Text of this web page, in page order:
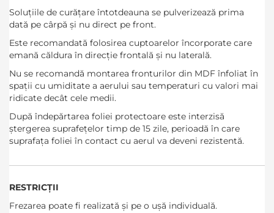
Soluțiile de curățare întotdeauna se pulverizează prima
dată pe cârpă și nu direct pe front.
Este recomandată folosirea cuptoarelor încorporate care
emană căldura în direcție frontală și nu laterală.
Nu se recomandă montarea fronturilor din MDF înfoliat în
spații cu umiditate a aerului sau temperaturi cu valori mai
ridicate decât cele medii.
După îndepărtarea foliei protectoare este interzisă
ștergerea suprafețelor timp de 15 zile, perioadă în care
suprafața foliei în contact cu aerul va deveni rezistentă.
RESTRICȚII
Frezarea poate fi realizată și pe o ușă individuală.